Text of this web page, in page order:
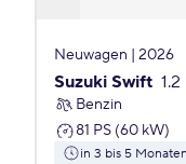
Neuwagen | 2026
Suzuki Swift
Benzin
81 PS (60 kW)
in 3 bis 5 Monaten